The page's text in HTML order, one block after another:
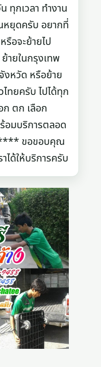
ทุกเวลา ทำงาน
หยุดครับ อยากที่
รือจะย้ายไป
ายในกรุงเทพ
งหวัด หรือย้าย
ไทยครับ ไปได้ทุก
ก ตก เลือก
อมบริการตลอด
**** ขอขอบคุณ
ได้ให้บริการครับ